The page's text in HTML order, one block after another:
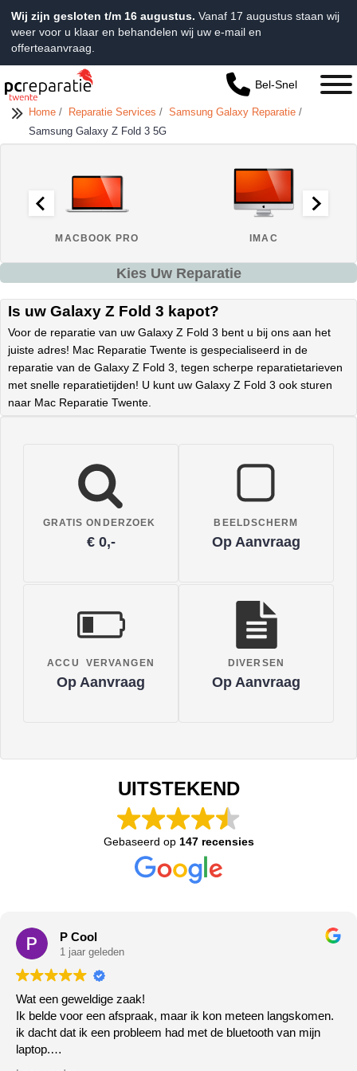
Wij zijn gesloten t/m 16 augustus. Vanaf 17 augustus staan wij
weer voor u klaar en behandelen wij uw e-mail en
offerteaanvraag.
Bel-Snel
Home / Reparatie Services / Samsung Galaxy Reparatie /
Samsung Galaxy Z Fold 3 5G
MACBOOK PRO IMAC
Kies Uw Reparatie
Is uw Galaxy Z Fold 3 kapot?
Voor de reparatie van uw Galaxy Z Fold 3 bent u bij ons aan het
juiste adres! Mac Reparatie Twente is gespecialiseerd in de
reparatie van de Galaxy Z Fold 3, tegen scherpe reparatietarieven
met snelle reparatietijden! U kunt uw Galaxy Z Fold 3 ook sturen
naar Mac Reparatie Twente.
GRATIS ONDERZOEK
€ 0,-
BEELDSCHERM
Op Aanvraag
ACCU VERVANGEN
Op Aanvraag
DIVERSEN
Op Aanvraag
UITSTEKEND
Gebaseerd op 147 recensies
P Cool
1 jaar geleden
Wat een geweldige zaak!
Ik belde voor een afspraak, maar ik kon meteen langskomen.
ik dacht dat ik een probleem had met de bluetooth van mijn
laptop.
Het deed het gewoon niet meer, de zeer vriendelijke meneer